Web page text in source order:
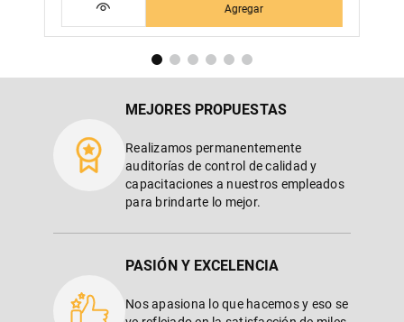
Agregar
MEJORES PROPUESTAS
Realizamos permanentemente
auditorías de control de calidad y
capacitaciones a nuestros empleados
para brindarte lo mejor.
PASIÓN Y EXCELENCIA
Nos apasiona lo que hacemos y eso se